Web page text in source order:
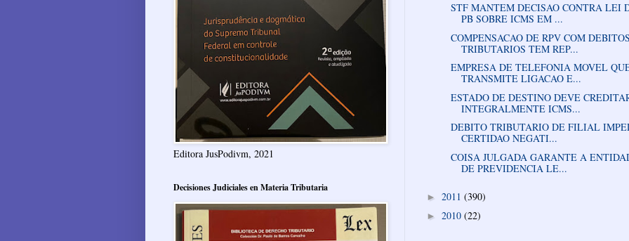
STF MANTEM DECISAO CONTRA LEI
PB SOBRE ICMS EM ...
COMPENSACAO DE RPV COM DEBITOS
TRIBUTARIOS TEM REP...
EMPRESA DE TELEFONIA MOVEL
TRANSMITE LIGACAO E...
ESTADO DE DESTINO DEVE
INTEGRALMENTE ICMS...
DEBITO TRIBUTARIO DE FILIAL
CERTIDAO NEGATI...
COISA JULGADA GARANTE A
DE PREVIDENCIA LE...
► 2011 (390)
► 2010 (22)
Editora JusPodivm, 2021
Decisiones Judiciales en Materia Tributaria